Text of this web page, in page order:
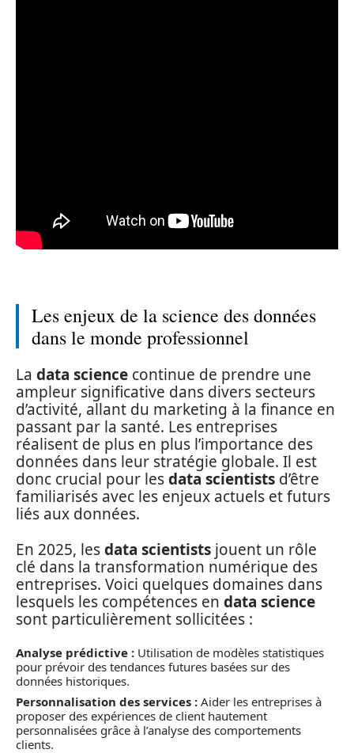
Les enjeux de la science des données
dans le monde professionnel
La data science continue de prendre une
ampleur significative dans divers secteurs
d’activité, allant du marketing à la finance en
passant par la santé. Les entreprises
réalisent de plus en plus l’importance des
données dans leur stratégie globale. Il est
donc crucial pour lesdata scientists d’être
familiarisés avec les enjeux actuels et futurs
liés aux données.
En 2025, lesdata scientists jouent un rôle
clé dans la transformation numérique des
entreprises. Voici quelques domaines dans
lesquels les compétences en data science
sont particulièrement sollicitées :
Analyse prédictive : Utilisation de modèles statistiques
pour prévoir des tendances futures basées sur des
données historiques.
Personnalisation des services : Aider les entreprises à
proposer des expériences de client hautement
personnalisées grâce à l’analyse des comportements
clients.